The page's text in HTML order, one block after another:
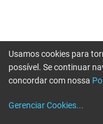
Usamos cookies para
possível. Se continuar
concordar com nossa
Gerenciar Cookies...
Erro ao enviar